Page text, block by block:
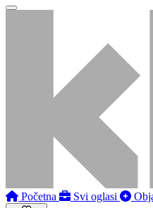
Početna Svi oglasi